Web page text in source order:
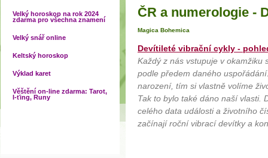
Velký horoskop na rok 2024
zdarma pro všechna znamení
Velký snář online
Keltský horoskop
Výklad karet
Věštění on-line zdarma: Tarot,
I-ťing, Runy
ČR a numerologie -
Magica Bohemica
Devítileté vibrační cykly -
Každý z nás vstupuje v okamžiku
podle předem daného
narození, tím si vlastně volíme
Tak to bylo také dáno naší vlasti.
celého data události a životního
začínají roční vibrací devítky a